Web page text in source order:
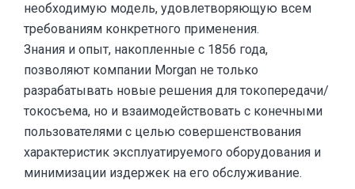
необходимую модель, удовлетворяющую всем
требованиям конкретного применения.
Знания и опыт, накопленные с 1856 года,
позволяют компании Morgan не только
разрабатывать новые решения для токопередачи/
токосъема, но и взаимодействовать с конечными
пользователями с целью совершенствования
характеристик эксплуатируемого оборудования и
минимизации издержек на его обслуживание.